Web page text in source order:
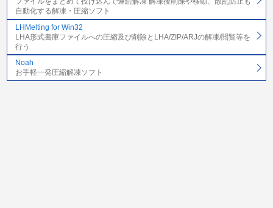
自動化する解凍・圧縮ソフト
LHMelting for Win32
LHA形式書庫ファイルへの圧縮及び削除とLHA/ZIP/ARJの解凍/閲覧等を
行う
Noah
お手軽一発圧縮解凍ソフト